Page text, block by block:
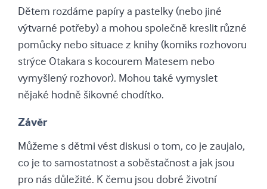
Dětem rozdáme papíry a pastelky (nebo jiné
výtvarné potřeby) a mohou společně kreslit různé
pomůcky nebo situace z knihy (komiks rozhovoru
strýce Otakara s kocourem Matesem nebo
vymyšlený rozhovor). Mohou také vymyslet
nějaké hodně šikovné chodítko.
Závěr
Můžeme s dětmi vést diskusi o tom, co je zaujalo,
co je to samostatnost a soběstačnost a jak jsou
pro nás důležité. K čemu jsou dobré životní